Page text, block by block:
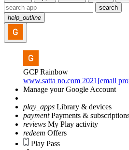
search
help_outline
GCP Rainbow
www.satta no.com 2021[email
Manage your Google Account
play_apps Library & devices
payment Payments &
reviews My Play activity
redeem Offers
Play Pass